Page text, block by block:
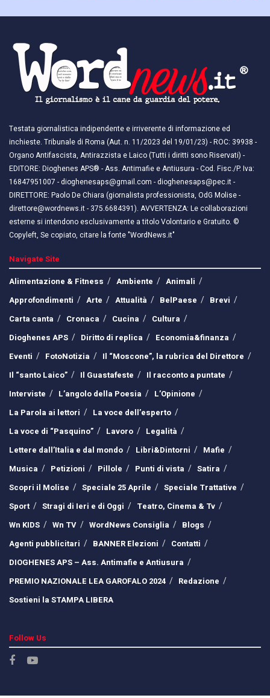
Testata giornalistica indipendente e irriverente di informazione ed
inchieste. Tribunale di Roma (Aut. n. 11/2023 del 19/01/23) - ROC: 39938 -
Organo Antifascista, Antirazzista e Laico (Tutti i diritti sono Riservati) -
EDITORE: Dioghenes APS® - Ass. Antimafie e Antiusura - Cod. Fisc./P. Iva:
16847951007 - dioghenesaps@gmail.com - dioghenesaps@pec.it - ​​
DIRETTORE: Paolo De Chiara (giornalista professionista, OdG Molise -
direttore@wordnews.it - ​​375.6684391). AVVERTENZA: Le collaborazioni
esterne si intendono esclusivamente a titolo Volontario e Gratuito. ©
Copyleft, Se copiato, citare la fonte "WordNews.it"
Navigate Site
Alimentazione & Fitness
Ambiente
Animali
Approfondimenti
Arte Attualità BelPaese
Brevi
Carta canta
Cronaca Cucina
Cultura
Dioghenes APS
Diritto di replica
Economia&finanza
Eventi
FotoNotizia
Il “Moscone”, la rubrica del Direttore
Il “santo Laico”
Il Guastafeste
Il racconto a puntate
Interviste
L’angolo della Poesia
L’Opinione
La Parola ai lettori
La voce dell’esperto
La voce di “Pasquino”
Lavoro
Legalità
Lettere dall’Italia e dal mondo
Libri&Dintorni
Mafie
Musica
Petizioni Pillole Punti di vista
Satira
Scopri il Molise
Speciale 25 Aprile
Speciale Trattative
Sport
Stragi di Ieri e di Oggi
Teatro, Cinema & Tv
Wn KIDS
Wn TV WordNews Consiglia
Blogs
Agenti pubblicitari
BANNER Elezioni
Contatti
DIOGHENES APS – Ass. Antimafie e Antiusura
PREMIO NAZIONALE LEA GAROFALO 2024
Redazione
Sostieni la STAMPA LIBERA
Follow Us